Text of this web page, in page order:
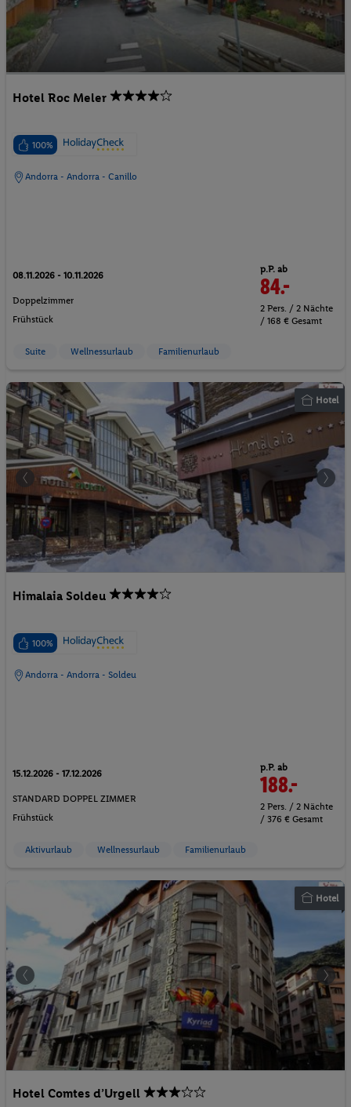
Hotel Roc Meler
100%
Andorra - Andorra - Canillo
08.11.2026 - 10.11.2026
Doppelzimmer
Frühstück
p.P. ab
84.-
2 Pers. / 2 Nächte
/ 168 € Gesamt
Suite Wellnessurlaub Familienurlaub
Hotel
Himalaia Soldeu
100%
Andorra - Andorra - Soldeu
15.12.2026 - 17.12.2026
STANDARD DOPPEL ZIMMER
Frühstück
p.P. ab
188.-
2 Pers. / 2 Nächte
/ 376 € Gesamt
Aktivurlaub Wellnessurlaub Familienurlaub
Hotel
Hotel Comtes d’Urgell